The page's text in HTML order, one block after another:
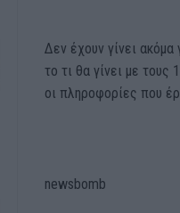
Δεν έχουν γίνει
το τι θα γίνει με
οι πληροφορίες που
newsbomb